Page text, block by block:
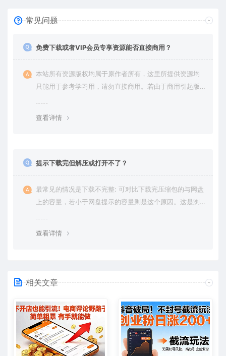
常见问题
免费下载或者VIP会员专享资源能否直接商用？
本站所有资源版权均属于原作者所有，这里所提供资源均
只能用于参考学习用，请勿直接商用。若由于商用引起版
查看详情
提示下载完但解压或打开不了？
最常见的情况是下载不完整: 可对比下载完压缩包的与网盘
上的容量，若小于网盘提示的容量则是这个原因。这是浏
查看详情
相关文章